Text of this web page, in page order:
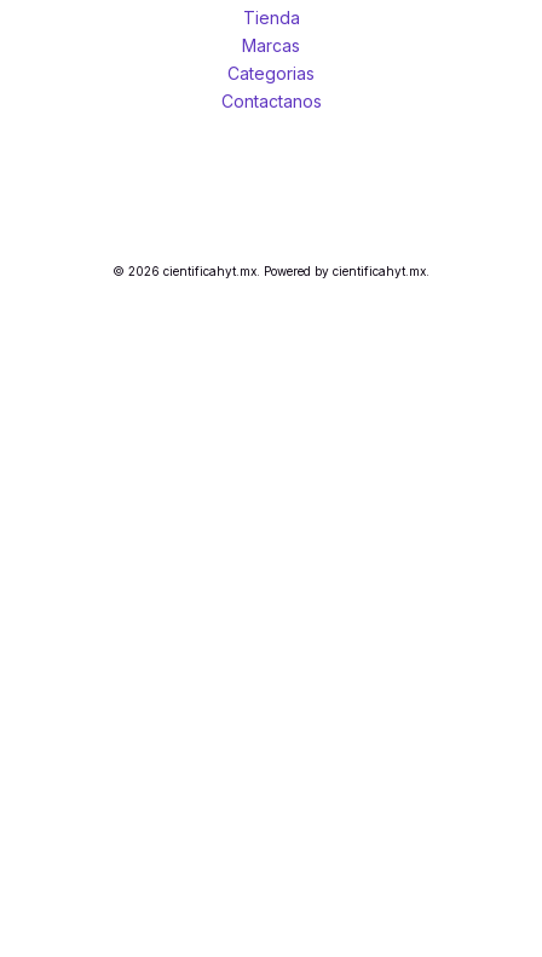
Tienda
Marcas
Categorias
Contactanos
© 2026 cientificahyt.mx. Powered by cientificahyt.mx.